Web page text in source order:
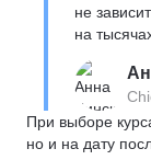
не
на
При выборе
но и на дату